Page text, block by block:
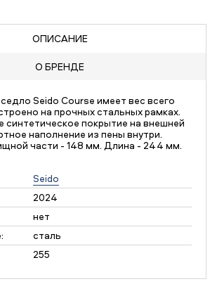
ОПИСАНИЕ
О БРЕНДЕ
Seido Course имеет вес всего
на прочных стальных рамках.
синтетическое покрытие на внешней
наполнение из пены внутри.
части - 148 мм. Длина - 244 мм.
Seido
2024
нет
сталь
255